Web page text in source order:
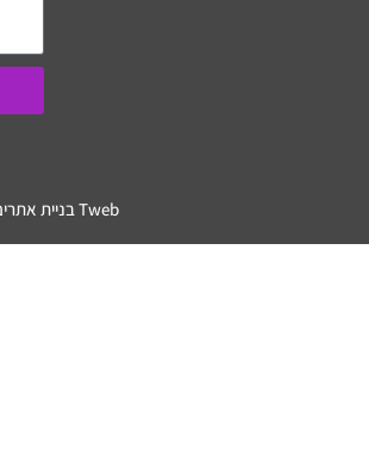
Tweb בניית אתרים